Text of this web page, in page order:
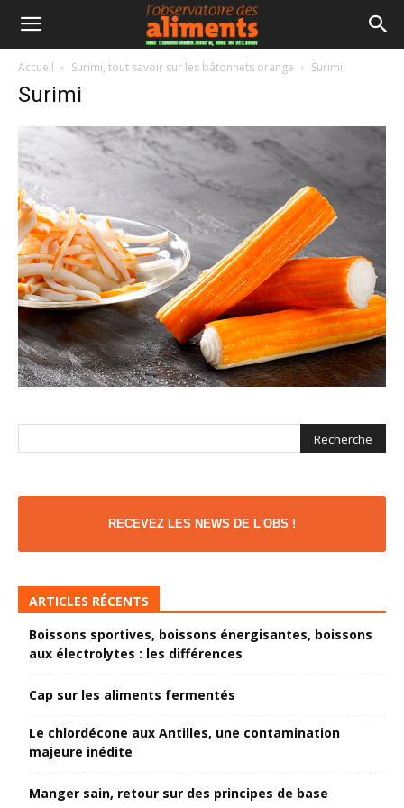
Accueil Surimi, tout savoir sur les bâtonnets orange Surimi
Surimi
RECEVEZ LES NEWS DE L'OBS !
ARTICLES RÉCENTS
Boissons sportives, boissons énergisantes, boissons
aux électrolytes : les différences
Cap sur les aliments fermentés
Le chlordécone aux Antilles, une contamination
majeure inédite
Manger sain, retour sur des principes de base